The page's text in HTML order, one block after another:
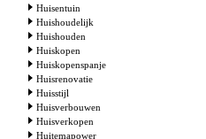
Huisentuin
Huishoudelijk
Huishouden
Huiskopen
Huiskopenspanje
Huisrenovatie
Huisstijl
Huisverbouwen
Huisverkopen
Huitemapower